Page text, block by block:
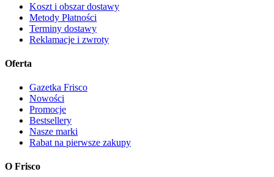
Koszt i obszar dostawy
Metody Płatności
Terminy dostawy
Reklamacje i zwroty
Oferta
Gazetka Frisco
Nowości
Promocje
Bestsellery
Nasze marki
Rabat na pierwsze zakupy
O Frisco